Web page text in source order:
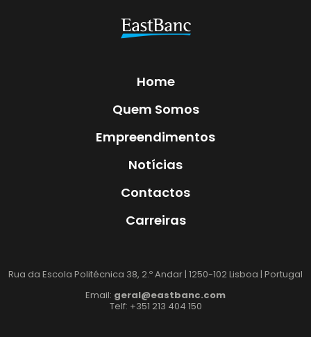
Home
Quem Somos
Empreendimentos
Notícias
Contactos
Carreiras
Rua da Escola Politécnica 38, 2.º Andar | 1250-102 Lisboa | Portugal
Email: geral@eastbanc.com
Telf: +351 213 404 150